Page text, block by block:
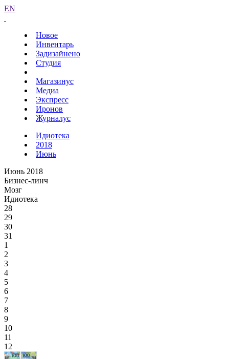
EN
Новое
Инвентарь
Задизайнено
Студия
Магазинус
Медиа
Экспресс
Иронов
Журналус
Идиотека
2018
Июнь
Июнь 2018
Бизнес-линч
Мозг
Идиотека
28
29
30
31
1
2
3
4
5
6
7
8
9
10
11
12